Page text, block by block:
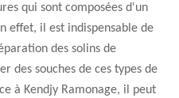
qui sont composées d'un
effet, il est indispensable de
des solins de
des souches de ces types de
à Kendjy Ramonage, il peut